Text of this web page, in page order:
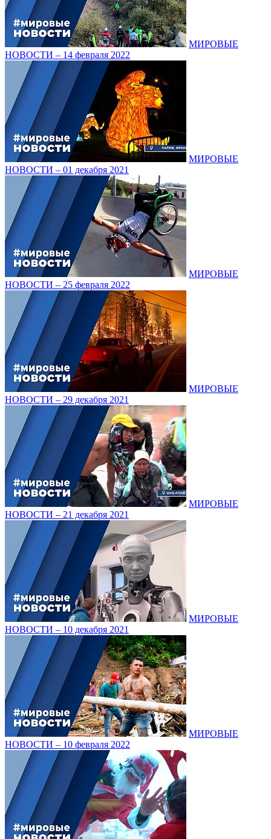
МИРОВЫЕ
НОВОСТИ – 14 февраля 2022
МИРОВЫЕ
НОВОСТИ – 01 декабря 2021
МИРОВЫЕ
НОВОСТИ – 25 февраля 2022
МИРОВЫЕ
НОВОСТИ – 29 декабря 2021
МИРОВЫЕ
НОВОСТИ – 21 декабря 2021
МИРОВЫЕ
НОВОСТИ – 10 декабря 2021
МИРОВЫЕ
НОВОСТИ – 10 февраля 2022